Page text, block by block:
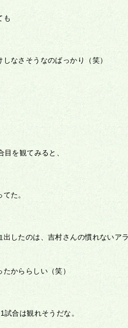
も
しなさそうなのばっかり（笑）
目を観てみると、
た。
出したのは、吉村さんの慣れないア
たかららしい（笑）
試合は観れそうだな。